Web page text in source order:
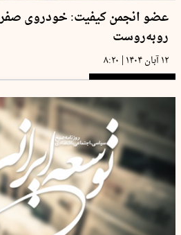
عضو انجمن کیفیت: خودروی صفر
روبه‌روست
۱۲ آبان ۱۴۰۴ | ۸:۲۰